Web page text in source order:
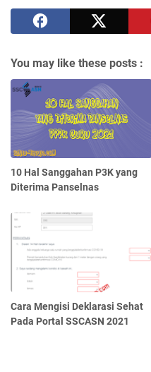
You may like these posts :
10 Hal Sanggahan P3K yang
Diterima Panselnas
Cara Mengisi Deklarasi Sehat
Pada Portal SSCASN 2021